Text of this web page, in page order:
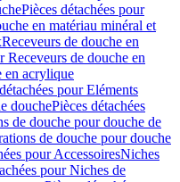
Pièces détachées pour
en matériau minéral et
Receveurs de douche en
Receveurs de douche en
en acrylique
pour Eléments
douchePièces détachées
de douche pour douche de
de douche pour douche
pour AccessoiresNiches
pour Niches de